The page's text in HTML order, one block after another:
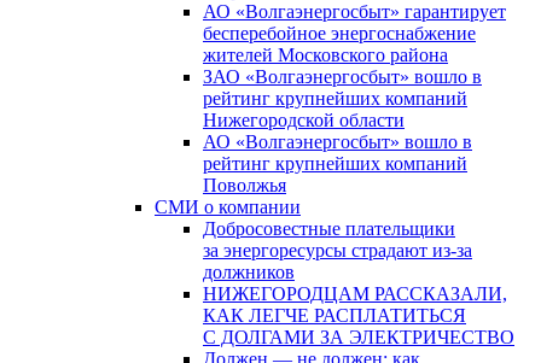
АО «Волгаэнергосбыт» гарантирует
бесперебойное энергоснабжение
жителей Московского района
ЗАО «Волгаэнергосбыт» вошло в
рейтинг крупнейших компаний
Нижегородской области
АО «Волгаэнергосбыт» вошло в
рейтинг крупнейших компаний
Поволжья
СМИ о компании
Добросовестные плательщики
за энергоресурсы страдают из-за
должников
НИЖЕГОРОДЦАМ РАССКАЗАЛИ,
КАК ЛЕГЧЕ РАСПЛАТИТЬСЯ
С ДОЛГАМИ ЗА ЭЛЕКТРИЧЕСТВО